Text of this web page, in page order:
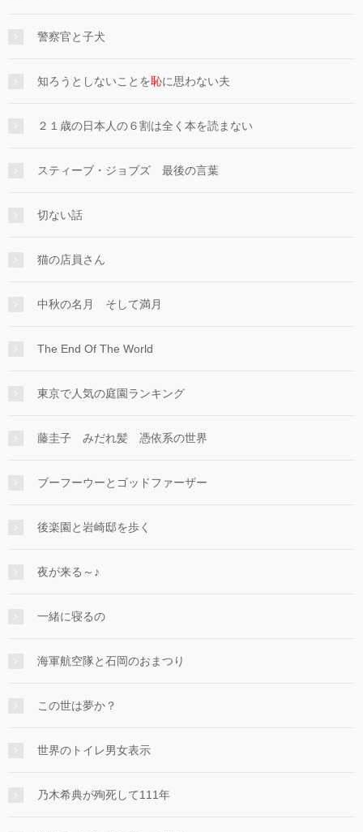
警察官と子犬
知ろうとしないことを恥に思わない夫
２１歳の日本人の６割は全く本を読まない
スティーブ・ジョブズ 最後の言葉
切ない話
猫の店員さん
中秋の名月 そして満月
The End Of The World
東京で人気の庭園ランキング
藤圭子 みだれ髪 憑依系の世界
ブーフーウーとゴッドファーザー
後楽園と岩崎邸を歩く
夜が来る～♪
一緒に寝るの
海軍航空隊と石岡のおまつり
この世は夢か？
世界のトイレ男女表示
乃木希典が殉死して111年